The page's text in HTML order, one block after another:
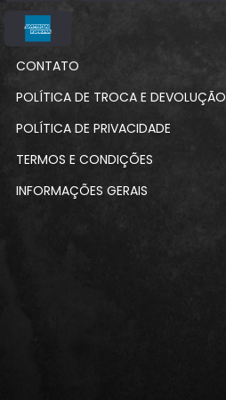
CONTATO
POLÍTICA DE TROCA E DEVOLUÇÃO
POLÍTICA DE PRIVACIDADE
TERMOS E CONDIÇÕES
INFORMAÇÕES GERAIS